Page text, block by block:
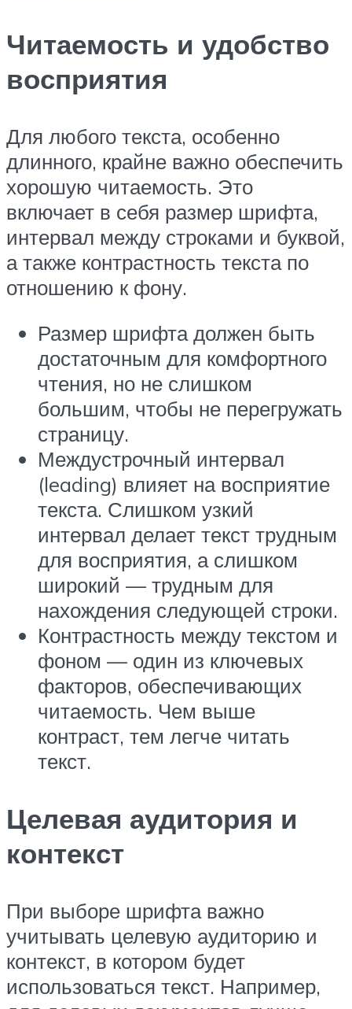
Читаемость и удобство
восприятия
Для любого текста, особенно
длинного, крайне важно обеспечить
хорошую читаемость. Это
включает в себя размер шрифта,
интервал между строками и буквой,
а также контрастность текста по
отношению к фону.
Размер шрифта должен быть
достаточным для комфортного
чтения, но не слишком
большим, чтобы не перегружать
страницу.
Междустрочный интервал
(leading) влияет на восприятие
текста. Слишком узкий
интервал делает текст трудным
для восприятия, а слишком
широкий — трудным для
нахождения следующей строки.
Контрастность между текстом и
фоном — один из ключевых
факторов, обеспечивающих
читаемость. Чем выше
контраст, тем легче читать
текст.
Целевая аудитория и
контекст
При выборе шрифта важно
учитывать целевую аудиторию и
контекст, в котором будет
использоваться текст. Например,